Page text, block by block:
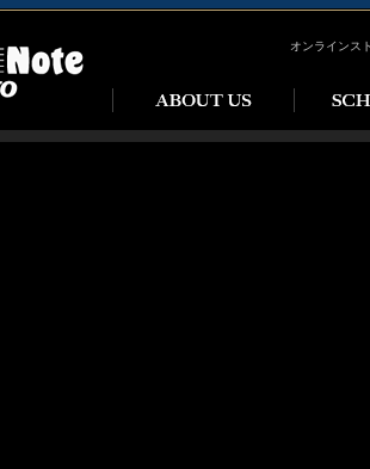
オンラインス